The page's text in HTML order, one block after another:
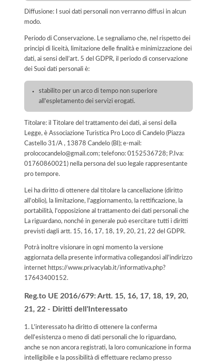
Diffusione: I suoi dati personali non verranno diffusi in alcun
modo.
Periodo di Conservazione. Le segnaliamo che, nel rispetto dei
principi di liceità, limitazione delle finalità e minimizzazione dei
dati, ai sensi dell’art. 5 del GDPR, il periodo di conservazione
dei Suoi dati personali è:
stabilito per un arco di tempo non superiore
all'espletamento dei servizi erogati.
Titolare: il Titolare del trattamento dei dati, ai sensi della
Legge, è Associazione Turistica Pro Loco di Candelo (Piazza
Castello 31/A , 13878 Candelo (BI); e-mail:
prolococandelo@gmail.com; telefono: 0152536728; P.Iva:
01760860021) nella persona del suo legale rappresentante
pro tempore.
Lei ha diritto di ottenere dal titolare la cancellazione (diritto
all'oblio), la limitazione, l'aggiornamento, la rettificazione, la
portabilità, l'opposizione al trattamento dei dati personali che
La riguardano, nonché in generale può esercitare tutti i diritti
previsti dagli artt. 15, 16, 17, 18, 19, 20, 21, 22 del GDPR.
Potrà inoltre visionare in ogni momento la versione
aggiornata della presente informativa collegandosi all'indirizzo
internet https://www.privacylab.it/informativa.php?
17643400152.
Reg.to UE 2016/679: Artt. 15, 16, 17, 18, 19, 20,
21, 22 - Diritti dell'Interessato
1. L'interessato ha diritto di ottenere la conferma
dell'esistenza o meno di dati personali che lo riguardano,
anche se non ancora registrati, la loro comunicazione in forma
intelligibile e la possibilità di effettuare reclamo presso